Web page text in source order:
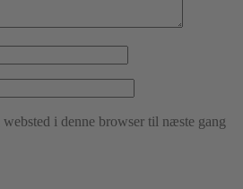
i denne browser til næste gang